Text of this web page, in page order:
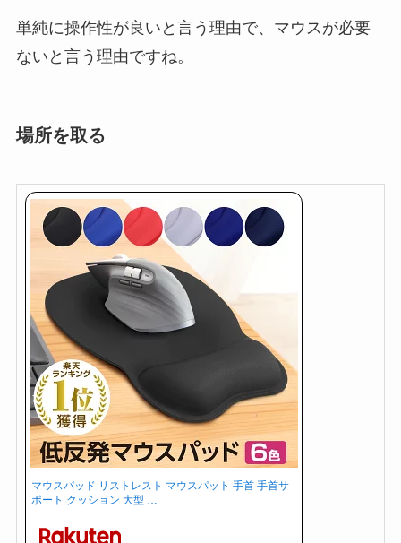
単純に操作性が良いと言う理由で、マウスが必要
ないと言う理由ですね。
場所を取る
マウスパッド リストレスト マウスパット 手首 手首サ
ポート クッション 大型 …